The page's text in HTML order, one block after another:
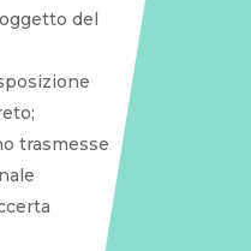
del
trasmesse